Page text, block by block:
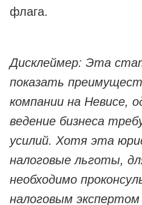
флага.
Дисклеймер: Эта
показать
компании на Невисе,
ведение бизнеса
усилий. Хотя эта
налоговые льготы,
необходимо
налоговым